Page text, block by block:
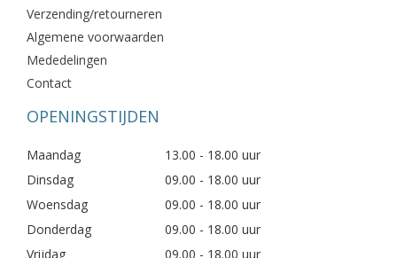
Verzending/retourneren
Algemene voorwaarden
Mededelingen
Contact
OPENINGSTIJDEN
Maandag
13.00 - 18.00 uur
Dinsdag
09.00 - 18.00 uur
Woensdag
09.00 - 18.00 uur
Donderdag
09.00 - 18.00 uur
Vrijdag
09.00 - 18.00 uur